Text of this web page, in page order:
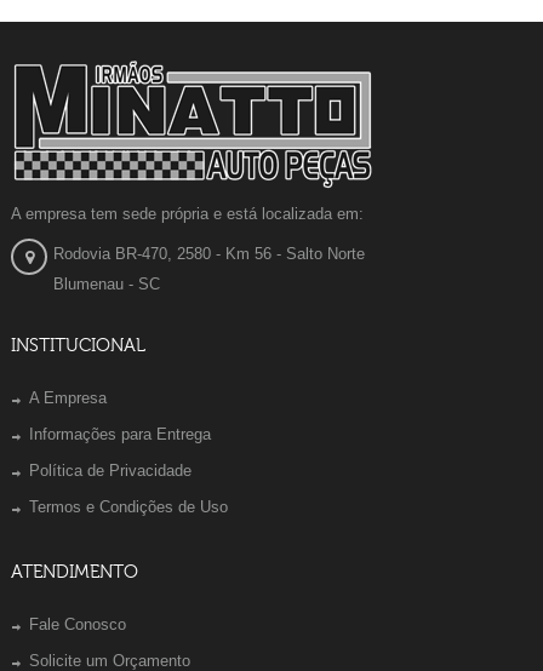
A empresa tem sede própria e está localizada em:
Rodovia BR-470, 2580 - Km 56 - Salto Norte
Blumenau - SC
INSTITUCIONAL
A Empresa
Informações para Entrega
Política de Privacidade
Termos e Condições de Uso
ATENDIMENTO
Fale Conosco
Solicite um Orçamento